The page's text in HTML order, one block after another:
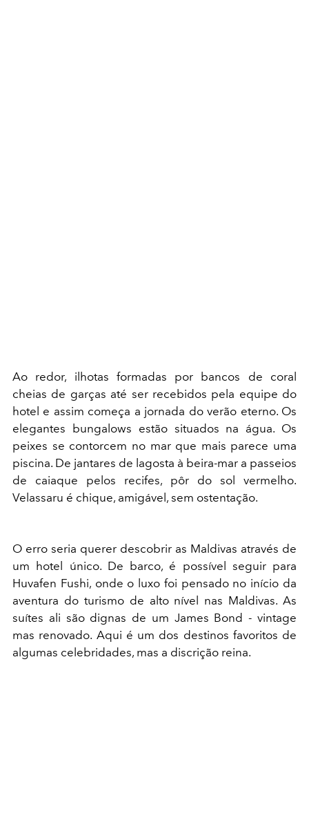
Ao redor, ilhotas formadas por bancos de coral
cheias de garças até ser recebidos pela equipe do
hotel e assim começa a jornada do verão eterno. Os
elegantes bungalows estão situados na água. Os
peixes se contorcem no mar que mais parece uma
piscina. De jantares de lagosta à beira-mar a passeios
de caiaque pelos recifes, pôr do sol vermelho.
Velassaru é chique, amigável, sem ostentação.
O erro seria querer descobrir as Maldivas através de
um hotel único. De barco, é possível seguir para
Huvafen Fushi, onde o luxo foi pensado no início da
aventura do turismo de alto nível nas Maldivas. As
suítes ali são dignas de um James Bond - vintage
mas renovado. Aqui é um dos destinos favoritos de
algumas celebridades, mas a discrição reina.